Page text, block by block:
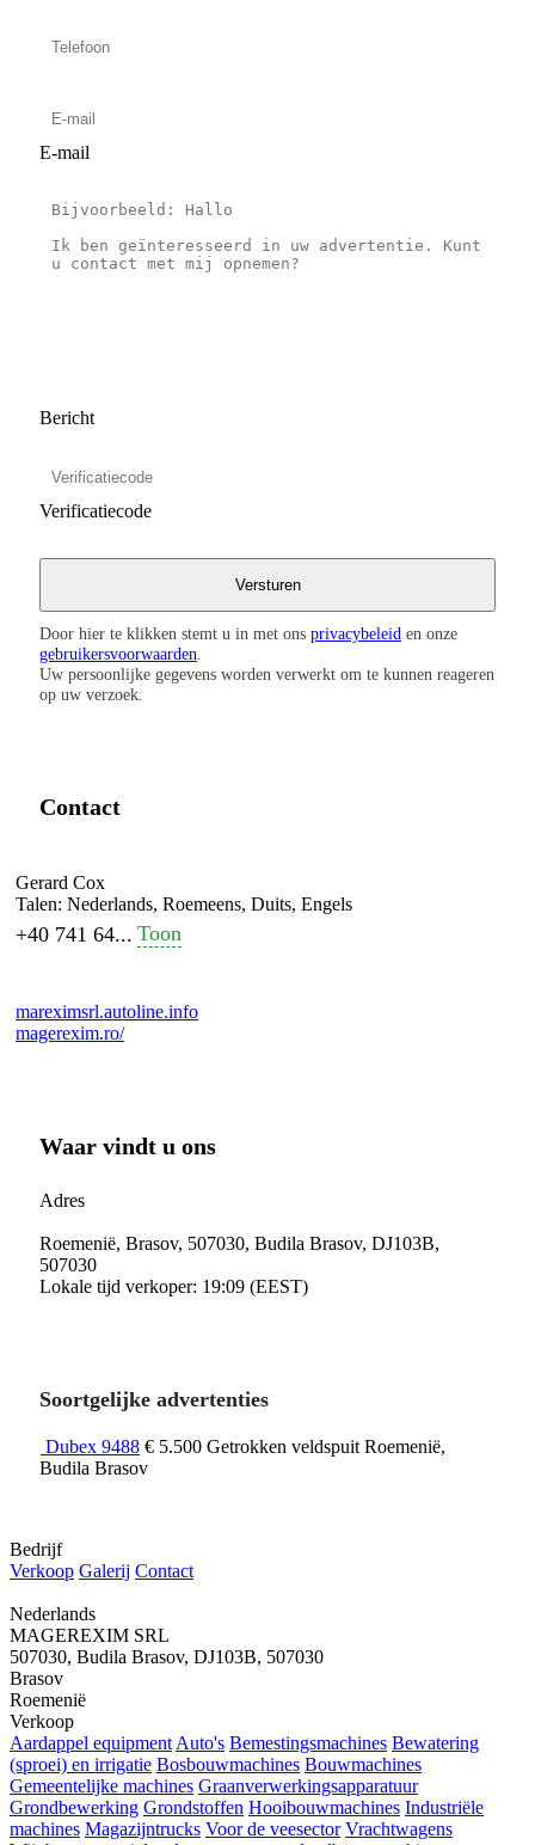
E-mail
Bericht
Verificatiecode
Door hier te klikken stemt u in met ons privacybeleid en onze
gebruikersvoorwaarden
Uw persoonlijke gegevens worden verwerkt om te kunnen reageren
op uw verzoek.
Contact
Gerard Cox
Talen: Nederlands, Roemeens, Duits, Engels
+40 741 64... Toon
mareximsrl.autoline.info
magerexim.ro/
Waar vindt u ons
Adres
Roemenië, Brasov, 507030, Budila Brasov, DJ103B,
507030
Lokale tijd verkoper: 19:09 (EEST)
Soortgelijke advertenties
Dubex 9488 € 5.500 Getrokken veldspuit Roemenië,
Budila Brasov
Bedrijf
Verkoop Galerij Contact
Nederlands
MAGEREXIM SRL
507030, Budila Brasov, DJ103B, 507030
Brasov
Roemenië
Verkoop
Aardappel equipment Auto's Bemestingsmachines Bewatering
(sproei) en irrigatie Bosbouwmachines Bouwmachines
Gemeentelijke machines Graanverwerkingsapparatuur
Grondbewerking Grondstoffen Hooibouwmachines Industriële
machines Magazijntrucks Voor de veesector Vrachtwagens